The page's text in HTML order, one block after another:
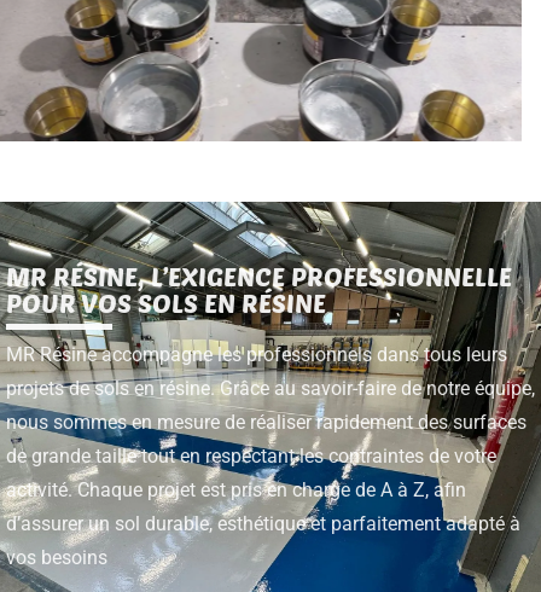
MR RÉSINE, L’EXIGENCE PROFESSIONNELLE
POUR VOS SOLS EN RÉSINE
MR Résine accompagne les professionnels dans tous leurs
projets de sols en résine. Grâce au savoir-faire de notre équipe,
nous sommes en mesure de réaliser rapidement des surfaces
de grande taille tout en respectant les contraintes de votre
activité. Chaque projet est pris en charge de A à Z, afin
d’assurer un sol durable, esthétique et parfaitement adapté à
vos besoins